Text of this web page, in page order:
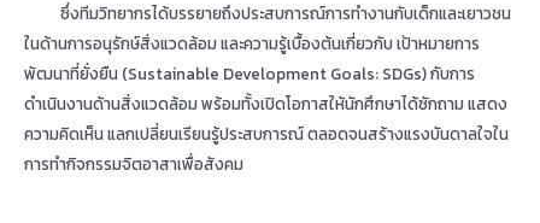
ซึ่งทีมวิทยากรได้บรรยายถึงประสบการณ์การทำงานกับเด็กและเยาวชน
ในด้านการอนุรักษ์สิ่งแวดล้อม และความรู้เบื้องต้นเกี่ยวกับ เป้าหมายการ
พัฒนาที่ยั่งยืน (Sustainable Development Goals: SDGs) กับการ
ดำเนินงานด้านสิ่งแวดล้อม พร้อมทั้งเปิดโอกาสให้นักศึกษาได้ซักถาม แสดง
ความคิดเห็น แลกเปลี่ยนเรียนรู้ประสบการณ์ ตลอดจนสร้างแรงบันดาลใจใน
การทำกิจกรรมจิตอาสาเพื่อสังคม